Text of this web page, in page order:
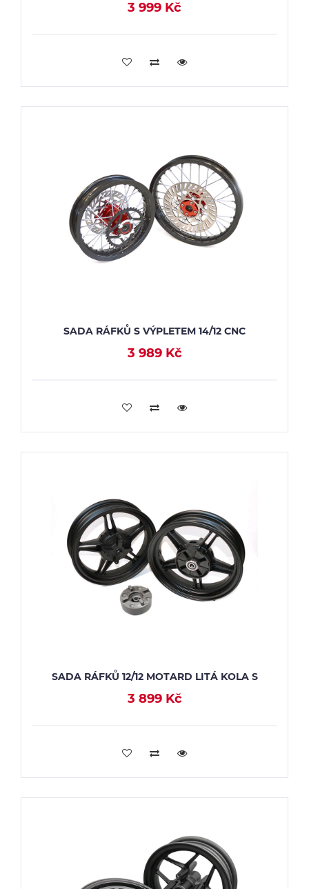
3 999 Kč
PŘIDAT DO KOŠÍKU
SADA RÁFKŮ S VÝPLETEM 14/12 CNC
3 989 Kč
PŘIDAT DO KOŠÍKU
SADA RÁFKŮ 12/12 MOTARD LITÁ KOLA S
3 899 Kč
PŘIDAT DO KOŠÍKU